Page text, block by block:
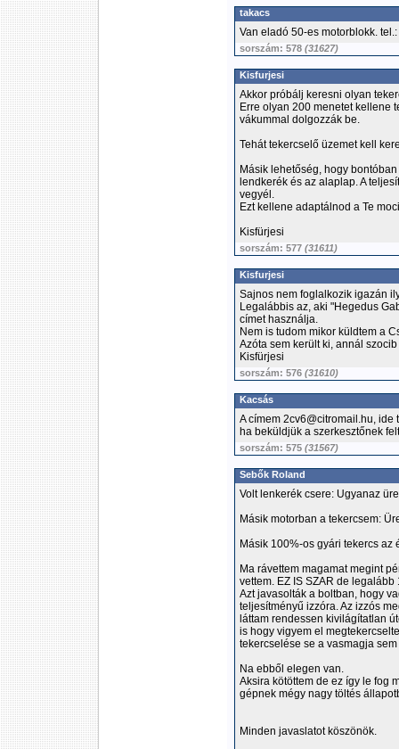
takacs
Van eladó 50-es motorblokk.
sorszám: 578 (31627)
Kisfurjesi
Akkor próbálj keresni olyan
Erre olyan 200 menetet kellene
vákummal dolgozzák be.
Tehát tekercselő üzemet kell
Másik lehetőség, hogy
lendkerék és az alaplap. A
vegyél.
Ezt kellene adaptálnod a Te
Kisfürjesi
sorszám: 577 (31611)
Kisfurjesi
Sajnos nem foglalkozik igazán
Legalábbis az, aki "Hegedus
címet használja.
Nem is tudom mikor küldtem a
Azóta sem került ki, annál
Kisfürjesi
sorszám: 576 (31610)
Kacsás
A címem 2cv6@citromail.hu,
ha beküldjük a szerkesztőnek
sorszám: 575 (31567)
Sebők Roland
Volt lenkerék csere: Ugyanaz
Másik motorban a tekercsem:
Másik 100%-os gyári tekercs az
Ma rávettem magamat megint
vettem. EZ IS SZAR de
Azt javasolták a boltban, hogy
teljesítményű izzóra. Az izzós
láttam rendessen kivilágítatlan
is hogy vigyem el
tekercselése se a vasmagja sem
Na ebből elegen van.
Aksira kötöttem de ez így le fog
gépnek mégy nagy töltés
Minden javaslatot köszönök.